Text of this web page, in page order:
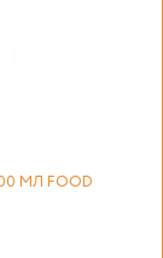
МЛ FOOD